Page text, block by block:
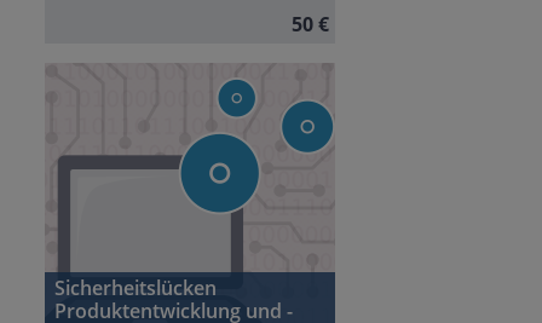
50 €
Sicherheitslücken
Produktentwicklung und -